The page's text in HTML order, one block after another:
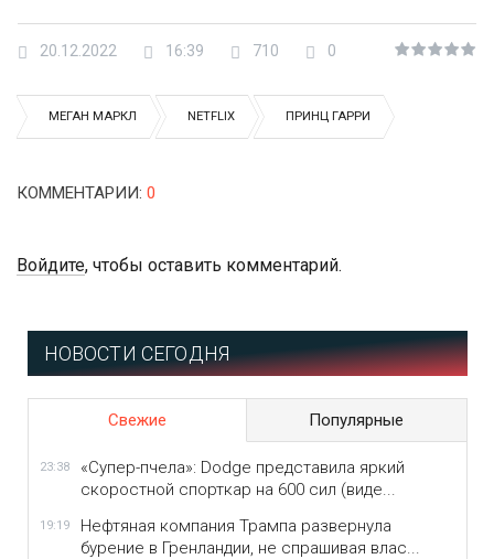
20.12.2022 16:39 710 0
МЕГАН МАРКЛ NETFLIX ПРИНЦ ГАРРИ
КОММЕНТАРИИ: 0
Войдите, чтобы оставить комментарий.
НОВОСТИ СЕГОДНЯ
Свежие Популярные
23:38
«Супер-пчела»: Dodge представила яркий
скоростной спорткар на 600 сил (виде...
19:19
Нефтяная компания Трампа развернула
бурение в Гренландии, не спрашивая влас...